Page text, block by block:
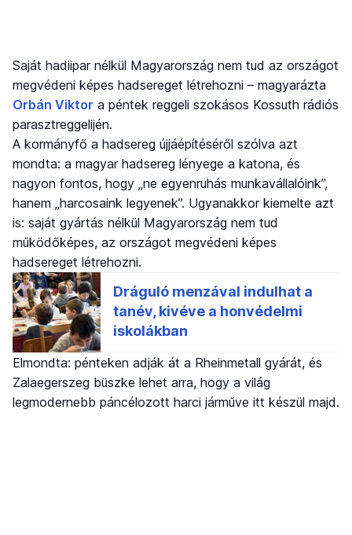
Saját hadiipar nélkül Magyarország nem tud az országot
megvédeni képes hadsereget létrehozni – magyarázta
Orbán Viktor a péntek reggeli szokásos Kossuth rádiós
parasztreggelijén.
A kormányfő a hadsereg újjáépítéséről szólva azt
mondta: a magyar hadsereg lényege a katona, és
nagyon fontos, hogy „ne egyenruhás munkavállalóink”,
hanem „harcosaink legyenek”. Ugyanakkor kiemelte azt
is: saját gyártás nélkül Magyarország nem tud
működőképes, az országot megvédeni képes
hadsereget létrehozni.
Elmondta: pénteken adják át a Rheinmetall gyárát, és
Zalaegerszeg büszke lehet arra, hogy a világ
legmodernebb páncélozott harci járműve itt készül majd.